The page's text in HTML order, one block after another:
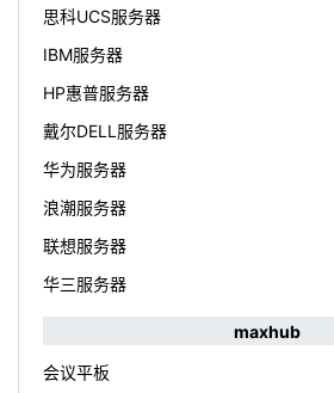
思科UCS服务器
IBM服务器
HP惠普服务器
戴尔DELL服务器
华为服务器
浪潮服务器
联想服务器
华三服务器
maxhub
会议平板